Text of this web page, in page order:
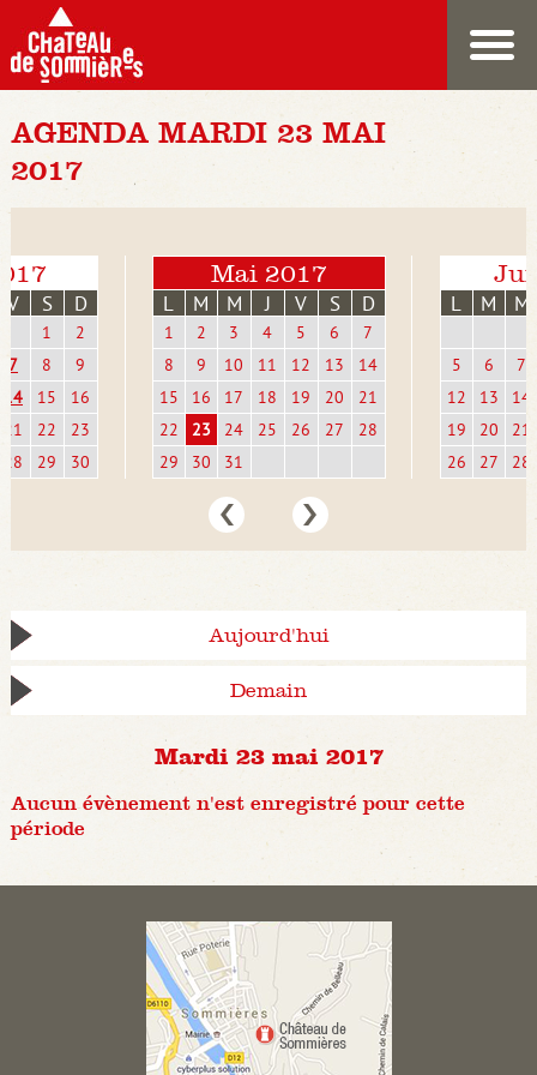
AGENDA MARDI 23 MAI
2017
V S D
1
2
7
8
9
14
15
16
21
22
23
28
29 30
Mai 2017
L M M J V S D
1 2 3 4 5 6
7
8
9 10 11 12 13
14
15
16 17 18 19 20
21
22
23 24 25 26 27
28
29
30 31
L M M
5 6
7
12
13
14
19
20
21
26
27 28
Aujourd'hui
Demain
Mardi 23 mai 2017
Aucun évènement n'est enregistré pour cette
période